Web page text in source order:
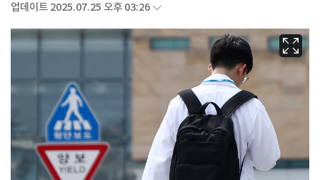
업데이트 2025.07.25 오후 03:26